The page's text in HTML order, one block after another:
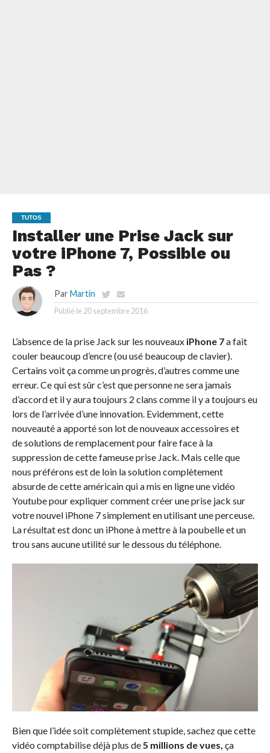
TUTOS
Installer une Prise Jack sur
votre iPhone 7, Possible ou
Pas ?
Par Martin
Publié le 20 septembre 2016
L’absence de la prise Jack sur les nouveaux iPhone 7a fait
couler beaucoup d’encre (ou usé beaucoup de clavier).
Certains voit ça comme un progrès, d’autres comme une
erreur. Ce qui est sûr c’est que personne ne sera jamais
d’accord et il y aura toujours 2 clans comme il y a toujours eu
lors de l’arrivée d’une innovation. Evidemment, cette
nouveauté a apporté son lot de nouveaux accessoires et
de solutions de remplacement pour faire face à la
suppression de cette fameuse prise Jack. Mais celle que
nous préférons est de loin la solution complètement
absurde de cette américain qui a mis en ligne une vidéo
Youtube pour expliquer comment créer une prise jack sur
votre nouvel iPhone 7 simplement en utilisant une perceuse.
La résultat est donc un iPhone à mettre à la poubelle et un
trou sans aucune utilité sur le dessous du téléphone.
Bien que l’idée soit complètement stupide, sachez que cette
vidéo comptabilise déjà plus de5 millions de vues, ça